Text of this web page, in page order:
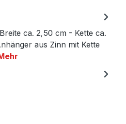
ca. 2,50 cm - Kette ca.
aus Zinn mit Kette